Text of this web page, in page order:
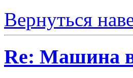
Вернуться
Re: Машина